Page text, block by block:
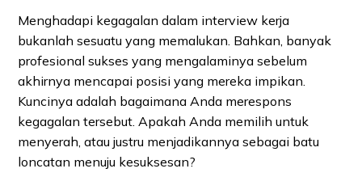
Menghadapi kegagalan dalam interview kerja
bukanlah sesuatu yang memalukan. Bahkan, banyak
profesional sukses yang mengalaminya sebelum
akhirnya mencapai posisi yang mereka impikan.
Kuncinya adalah bagaimana Anda merespons
kegagalan tersebut. Apakah Anda memilih untuk
menyerah, atau justru menjadikannya sebagai batu
loncatan menuju kesuksesan?